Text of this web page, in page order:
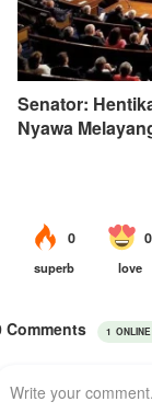
Senator:
Nyawa